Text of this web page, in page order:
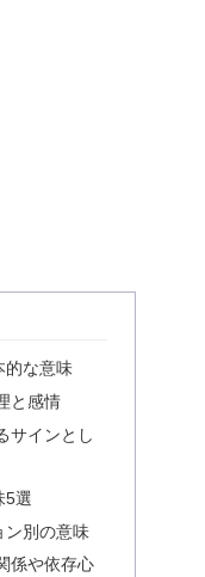
的な意味
と感情
サインとし
5選
ン別の意味
係や依存心